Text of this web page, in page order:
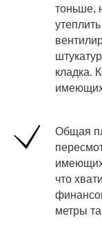
тоньше,
кладка.
Общая
что
метры